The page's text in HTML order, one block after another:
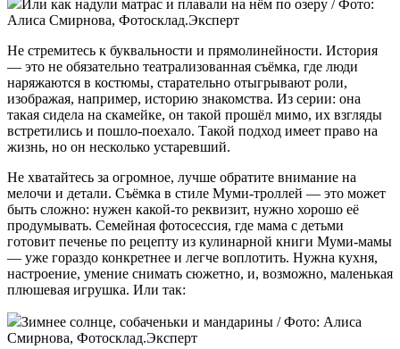
Или как надули матрас и плавали на нём по озеру / Фото:
Алиса Смирнова, Фотосклад.Эксперт
Не стремитесь к буквальности и прямолинейности. История
— это не обязательно театрализованная съёмка, где люди
наряжаются в костюмы, старательно отыгрывают роли,
изображая, например, историю знакомства. Из серии: она
такая сидела на скамейке, он такой прошёл мимо, их взгляды
встретились и пошло-поехало. Такой подход имеет право на
жизнь, но он несколько устаревший.
Не хватайтесь за огромное, лучше обратите внимание на
мелочи и детали. Съёмка в стиле Муми-троллей — это может
быть сложно: нужен какой-то реквизит, нужно хорошо её
продумывать. Семейная фотосессия, где мама с детьми
готовит печенье по рецепту из кулинарной книги Муми-мамы
— уже гораздо конкретнее и легче воплотить. Нужна кухня,
настроение, умение снимать сюжетно, и, возможно, маленькая
плюшевая игрушка. Или так:
Зимнее солнце, собаченьки и мандарины / Фото: Алиса
Смирнова, Фотосклад.Эксперт